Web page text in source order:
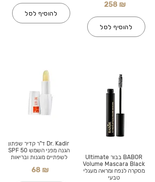
להוסיף לסל
Dr. Kadir ד"ר קדיר שפתון
הגנה מפני השמש SPF 50
לשפתיים מוגנות ובריאות
68 ₪
258 ₪
להוסיף לסל
BABOR בבור Ultimate
Volume Mascara Black
מסקרה לנפח ומראה מעגלי
טבעי